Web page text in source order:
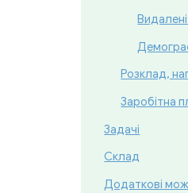
Розклад,
Заробітна
Задачі
Cклад
Додаткові